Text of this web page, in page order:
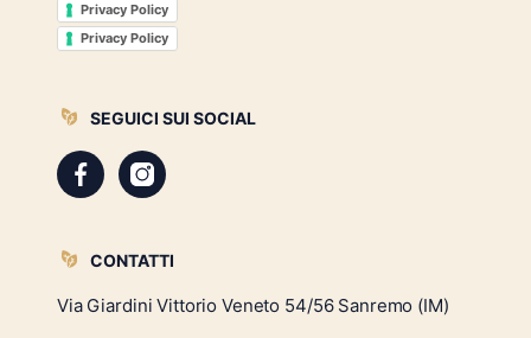
Privacy Policy
Privacy Policy
SEGUICI SUI SOCIAL
CONTATTI
Via Giardini Vittorio Veneto 54/56 Sanremo (IM)